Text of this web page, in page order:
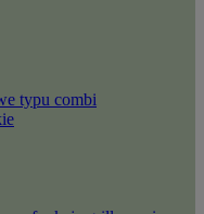
typu combi